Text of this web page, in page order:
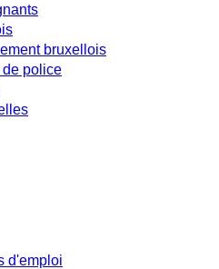
bruxellois
de police
d'emploi